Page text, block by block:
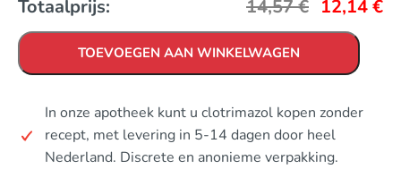
Totaalprijs: 14,57€ 12,14€
TOEVOEGEN AAN WINKELWAGEN
In onze apotheek kunt u clotrimazol kopen zonder
recept, met levering in 5-14 dagen door heel
Nederland. Discrete en anonieme verpakking.